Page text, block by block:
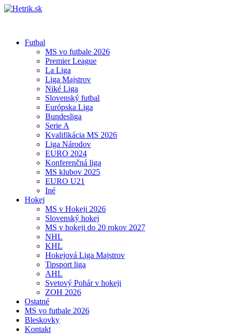
Futbal
MS vo futbale 2026
Premier League
La Liga
Liga Majstrov
Niké Liga
Slovenský futbal
Európska Liga
Bundesliga
Serie A
Kvalifikácia MS 2026
Liga Národov
EURO 2024
Konferenčná liga
MS klubov 2025
EURO U21
Iné
Hokej
MS v Hokeji 2026
Slovenský hokej
MS v hokeji do 20 rokov 2027
NHL
KHL
Hokejová Liga Majstrov
Tipsport liga
AHL
Svetový Pohár v hokeji
ZOH 2026
Ostatné
MS vo futbale 2026
Bleskovky
Kontakt